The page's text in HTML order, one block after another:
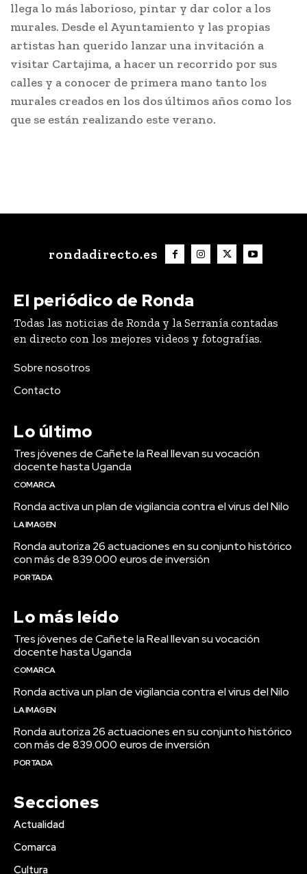
llega lo más laborioso, pintar y dar color a los
murales. Desde el Ayuntamiento y las propias
artistas han querido lanzar una invitación a
visitar Cartajima, a hacer un recorrido por sus
calles y a conocer de primera mano tanto los
murales creados en los dos últimos años como los
que se están realizando este verano.
rondadirecto.es
El periódico de Ronda
Todas las noticias de Ronda y la Serranía contadas
en directo con los mejores videos y fotografías.
Sobre nosotros
Contacto
Lo último
Tres jóvenes de Cañete la Real llevan su vocación
docente hasta Uganda
COMARCA
Ronda activa un plan de vigilancia contra el virus del Nilo
LA IMAGEN
Ronda autoriza 26 actuaciones en su conjunto histórico
con más de 839.000 euros de inversión
PORTADA
Lo más leído
Tres jóvenes de Cañete la Real llevan su vocación
docente hasta Uganda
COMARCA
Ronda activa un plan de vigilancia contra el virus del Nilo
LA IMAGEN
Ronda autoriza 26 actuaciones en su conjunto histórico
con más de 839.000 euros de inversión
PORTADA
Secciones
Actualidad
Comarca
Cultura